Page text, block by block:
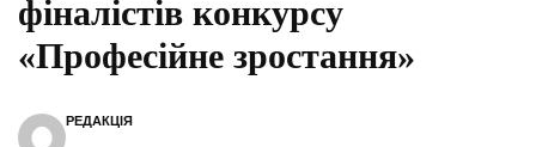
фіналістів конкурсу
«Професійне зростання»
РЕДАКЦІЯ